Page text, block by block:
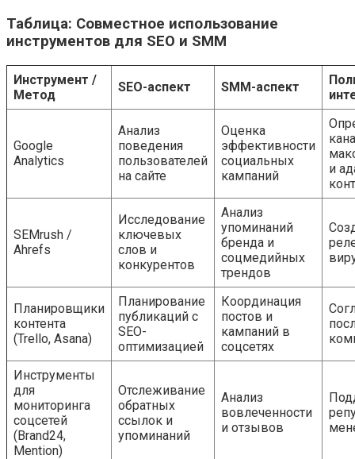
Таблица: Совместное использование
инструментов для SEO и SMM
Инструмент /
Метод
SEO-аспект SMM-аспект
Google
Analytics
Анализ
поведения
пользователей
на сайте
Оценка
эффективности
социальных
кампаний
и
SEMrush /
Ahrefs
Исследование
ключевых
слов и
конкурентов
Анализ
упоминаний
бренда и
соцмедийных
трендов
Планировщики
контента
(Trello, Asana)
Планирование
публикаций с
SEO-
оптимизацией
Координация
постов и
кампаний в
соцсетях
Инструменты
для
мониторинга
соцсетей
(Brand24,
Mention)
Отслеживание
обратных
ссылок и
упоминаний
Анализ
вовлеченности
и отзывов